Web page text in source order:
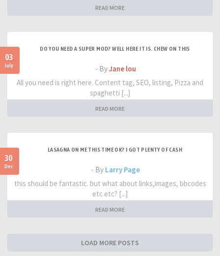
READ MORE
03
July
DO YOU NEED A SUPER MOD? WELL HERE IT IS. CHEW ON THIS
- ByJane lou
All you need is right here. Content tag, SEO, listing, Pizza and
spaghetti [...]
READ MORE
30
Dec
LASAGNA ON ME THIS TIME OK? I GOT PLENTY OF CASH
- By Larry Page
this should be fantastic. but what about links,images, bbcodes
etc etc? [...]
READ MORE
LOAD MORE POSTS